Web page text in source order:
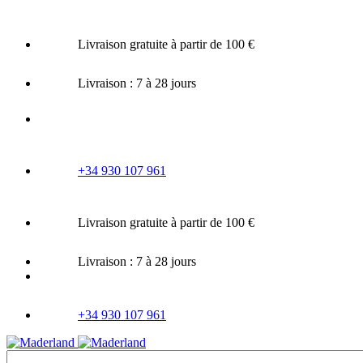
content
Livraison gratuite à partir de 100 €
Livraison : 7 à 28 jours
+34 930 107 961
Livraison gratuite à partir de 100 €
Livraison : 7 à 28 jours
+34 930 107 961